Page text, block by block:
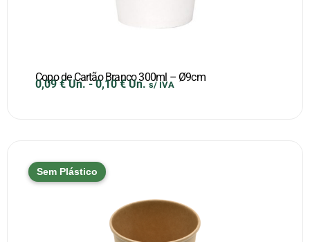
Copo de Cartão Branco 300ml – Ø9cm
0,09€ Un.-0,10€ Un. s/ IVA
Sem Plástico